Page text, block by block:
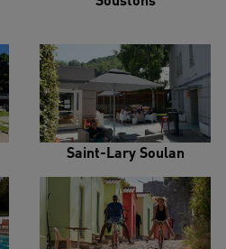
Saint-Lary Soulan